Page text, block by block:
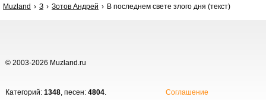
Muzland З Зотов Андрей В последнем свете злого дня (текст)
© 2003-2026 Muzland.ru
Категорий: 1348, песен: 4804. Соглашение